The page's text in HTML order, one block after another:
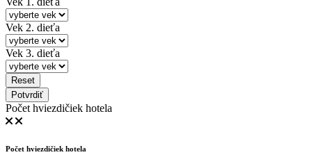
Vek 2. dieťa
Vek 3. dieťa
Reset
Potvrdiť
Počet hviezdičiek hotela
Počet hviezdičiek hotela